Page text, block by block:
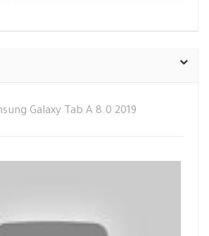
Galaxy Tab A 8.0 2019